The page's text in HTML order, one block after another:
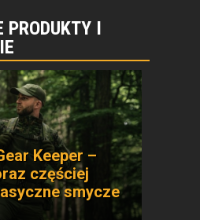
PRODUKTY I
Keeper –
częściej
smycze